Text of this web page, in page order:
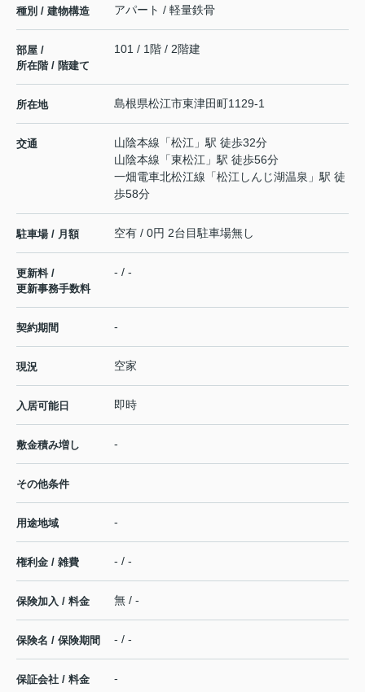
種別 / 建物構造 アパート / 軽量鉄骨
部屋 /
所在階 / 階建て
101 / 1階 / 2階建
所在地 島根県松江市東津田町1129-1
交通 山陰本線 「松江 」駅 徒歩32分
山陰本線 「東松江 」駅 徒歩56分
一畑電車北松江線 「松江しんじ湖温泉 」駅 徒
歩58分
駐車場 / 月額 空有 / 0円 2台目駐車場無し
更新料 /
更新事務手数料
- / -
契約期間 -
現況 空家
入居可能日 即時
敷金積み増し -
その他条件
用途地域 -
権利金 / 雑費 - / -
保険加入 / 料金 無 / -
保険名 / 保険期間 - / -
保証会社 / 料金
-